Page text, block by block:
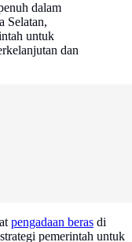
dalam
Selatan,
untuk
dan
pengadaan beras di
pemerintah untuk